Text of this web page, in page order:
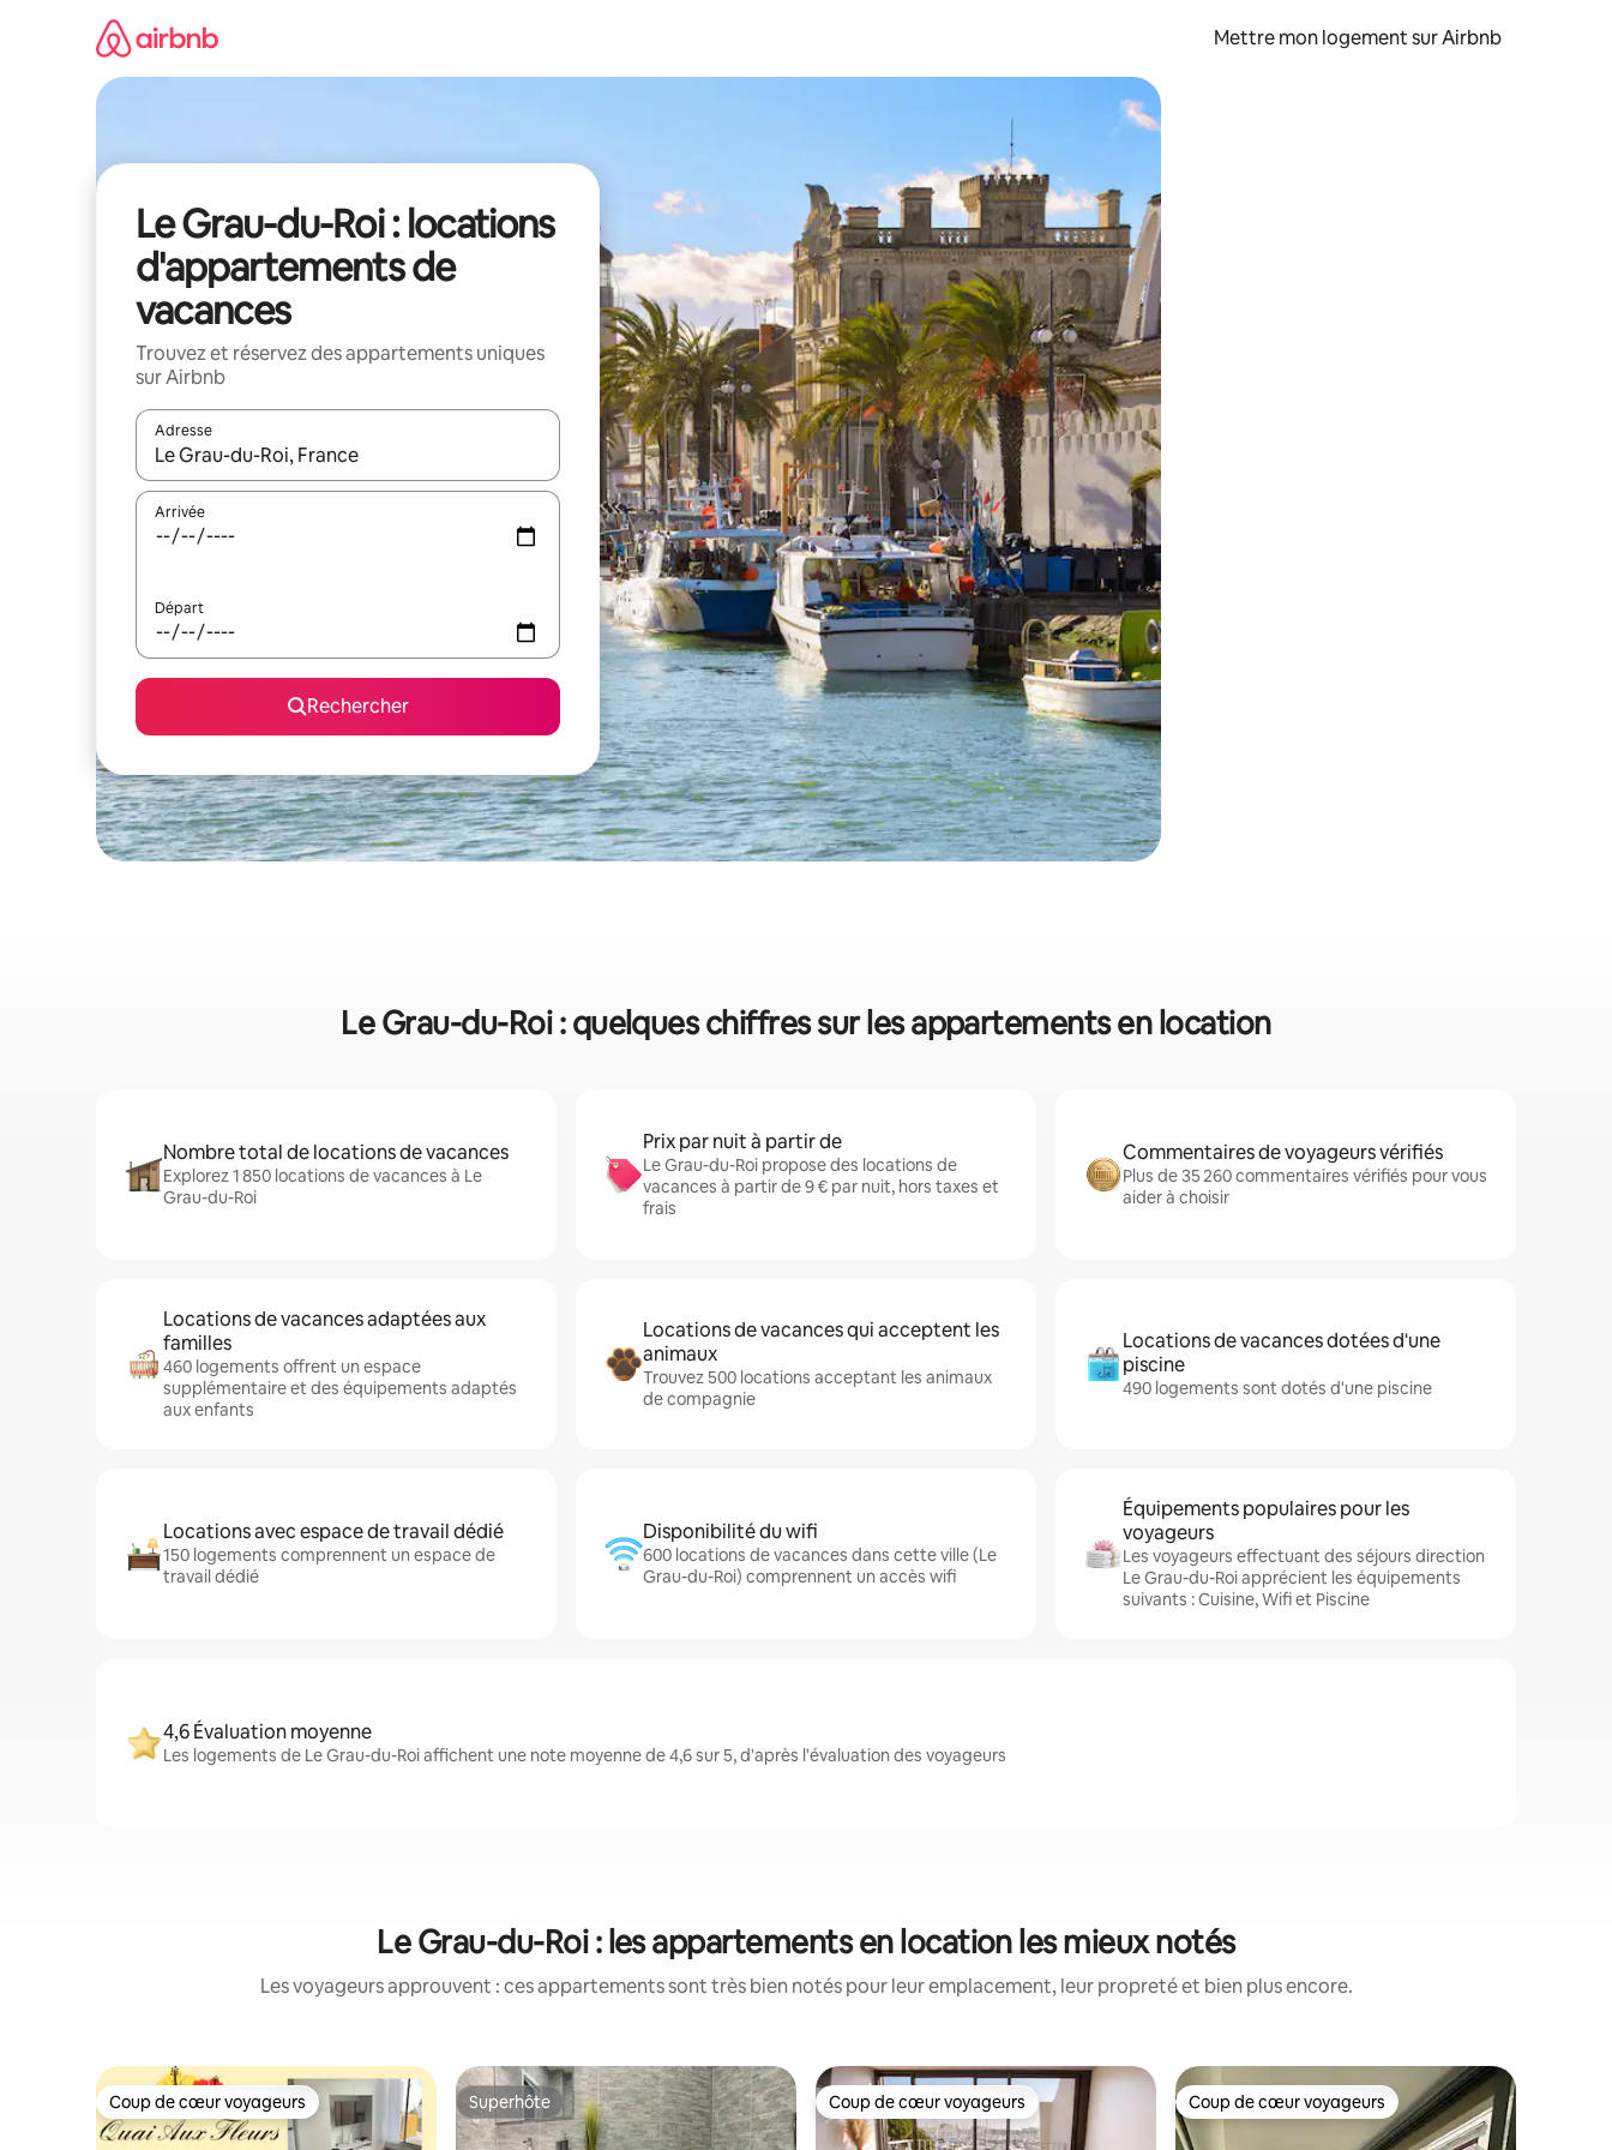
Mettre mon logement sur Airbnb
Le Grau-du-Roi : locations
d'appartements de
vacances
Trouvez et réservez des appartements uniques
sur Airbnb
Adresse
Lorsque les résultats s'affichent, utilisez les flèches vers le haut et vers le bas pour les parcourir ou en appuyant et en faisant glisser.
Arrivée
Départ
Rechercher
Le Grau-du-Roi : quelques chiffres sur les appartements en location
Nombre total de locations de vacances
Explorez 1 850 locations de vacances à Le
Grau-du-Roi
Prix par nuit à partir de
Le Grau-du-Roi propose des locations de
vacances à partir de 9 € par nuit, hors taxes et
frais
Commentaires de voyageurs vérifiés
Plus de 35 260 commentaires vérifiés pour vous
aider à choisir
Locations de vacances adaptées aux
familles
460 logements offrent un espace
supplémentaire et des équipements adaptés
aux enfants
Locations de vacances qui acceptent les
animaux
Trouvez 500 locations acceptant les animaux
de compagnie
Locations de vacances dotées d'une
piscine
490 logements sont dotés d'une piscine
Locations avec espace de travail dédié
150 logements comprennent un espace de
travail dédié
Disponibilité du wifi
600 locations de vacances dans cette ville (Le
Grau-du-Roi) comprennent un accès wifi
Équipements populaires pour les
voyageurs
Les voyageurs effectuant des séjours direction
Le Grau-du-Roi apprécient les équipements
suivants : Cuisine, Wifi et Piscine
4,6 Évaluation moyenne
Les logements de Le Grau-du-Roi affichent une note moyenne de 4,6 sur 5, d'après l'évaluation des voyageurs
Le Grau-du-Roi : les appartements en location les mieux notés
Les voyageurs approuvent : ces appartements sont très bien notés pour leur emplacement, leur propreté et bien plus encore.
Coup de cœur voyageurs
Coup de cœur voyageurs Superhôte
Superhôte Coup de cœur voyageurs
Coup de cœur voyageurs Coup de cœur voyageurs
Coup de cœur voyageurs